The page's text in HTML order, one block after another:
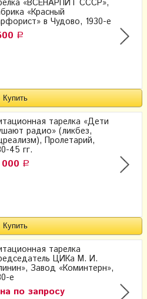
«ВСЕНАРПИТ СССР»,
«Красный
в Чудово, 1930-е
Р
тарелка «Дети
радио» (ликбез,
Пролетарий,
45 гг.
Р
тарелка
ЦИКа М. И.
Завод «Коминтерн»,
е
по запросу